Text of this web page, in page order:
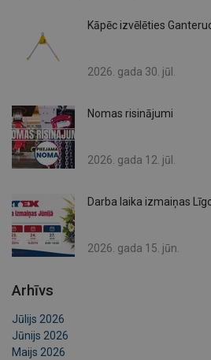
Kāpēc izvēlēties
2026. gada 30. jūl.
Nomas risinājumi
2026. gada 12. jūl.
Darba laika izmaiņas
2026. gada 15. jūn.
Arhīvs
Jūlijs 2026
Jūnijs 2026
Maijs 2026